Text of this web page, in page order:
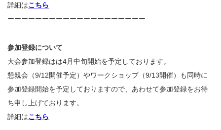
詳細はこちら
ーーーーーーーーーーーーーーーーーーーー
参加登録について
大会参加登録はは4月中旬開始を予定しております。
懇親会（9/12開催予定）やワークショップ（9/13開催）も同時に
参加登録開始を予定しておりますので、あわせて参加登録をお待
ち申し上げております。
詳細はこちら